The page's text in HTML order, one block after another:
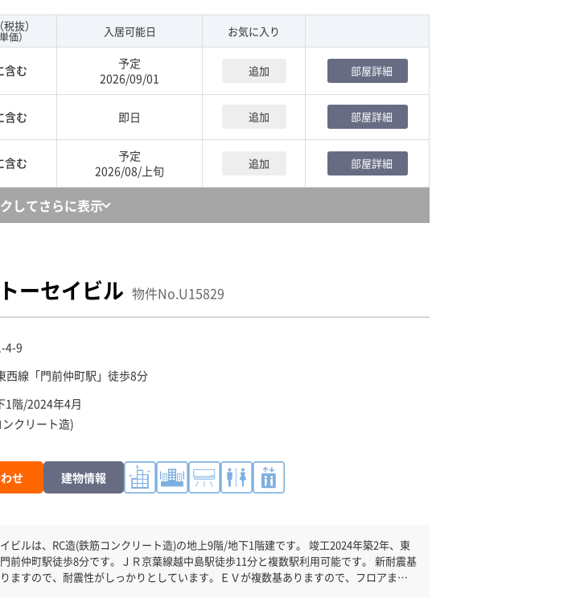
抜）
価） 入居可能日 お気に入り
含む
予定
2026/09/01
追加 部屋詳細
含む 即日 追加 部屋詳細
含む
予定
2026/08/上旬
追加 部屋詳細
してさらに表示
ーセイビル 物件No.U15829
4-9
西線「門前仲町駅 」徒歩8分
1階/2024年4月
クリート造)
せ 建物情報
は、RC造(鉄筋コンクリート造)の地上9階/地下1階建です。 竣工2024年築2年、東
前仲町駅徒歩8分です。ＪＲ京葉線越中島駅徒歩11分と複数駅利用可能です。 新耐震基
ますので、耐震性がしっかりとしています。ＥＶが複数基ありますので、フロアまで